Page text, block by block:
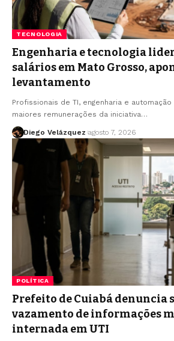
TECNOLOGIA
Engenharia e tecnologia
salários em Mato Grosso,
levantamento
Profissionais de TI, engenharia e
maiores remunerações da iniciativa…
Diego Velázquez agosto 7, 2026
POLÍTICA
Prefeito de Cuiabá denuncia
vazamento de informações
internada em UTI